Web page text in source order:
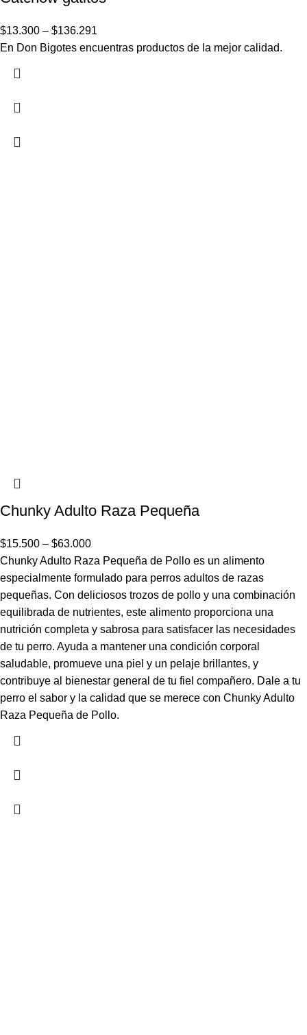
$13.300 – $136.291
En Don Bigotes encuentras productos de la mejor calidad.
Chunky Adulto Raza Pequeña
$15.500 – $63.000
Chunky Adulto Raza Pequeña de Pollo es un alimento
especialmente formulado para perros adultos de razas
pequeñas. Con deliciosos trozos de pollo y una combinación
equilibrada de nutrientes, este alimento proporciona una
nutrición completa y sabrosa para satisfacer las necesidades
de tu perro. Ayuda a mantener una condición corporal
saludable, promueve una piel y un pelaje brillantes, y
contribuye al bienestar general de tu fiel compañero. Dale a tu
perro el sabor y la calidad que se merece con Chunky Adulto
Raza Pequeña de Pollo.